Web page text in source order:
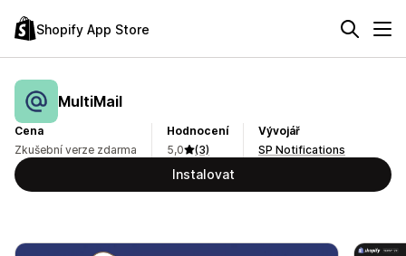
Shopify App Store
MultiMail
Cena
Zkušební verze zdarma
Hodnocení
5,0
(3)
Vývojář
SP Notifications
Instalovat